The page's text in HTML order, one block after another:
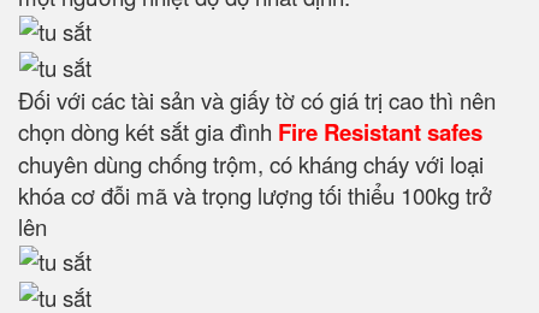
Đối với các tài sản và giấy tờ có giá trị cao thì nên
chọn dòng két sắt gia đình Fire Resistant safes
chuyên dùng chống trộm, có kháng cháy với loại
khóa cơ đỗi mã và trọng lượng tối thiểu 100kg trở
lên